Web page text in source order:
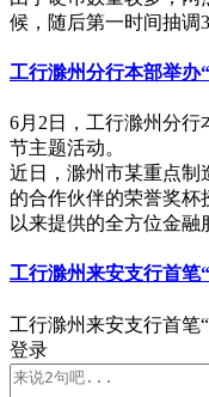
候，随后第一时间抽调
工行滁州分行本部举办
6月2日，工行滁州分行
节主题活动。
近日，滁州市某重点制
的合作伙伴的荣誉奖杯
以来提供的全方位金融
工行滁州来安支行首笔
工行滁州来安支行首笔
登录